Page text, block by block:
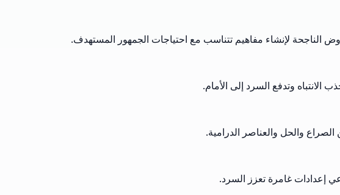
الناجحة لإنشاء مفاهيم تتناسب مع احتياجات الجمهور المستهدف.
وتدفع السرد إلى الأمام.
والحل والعناصر الدرامية.
إعدادات غامرة تعزز السرد.